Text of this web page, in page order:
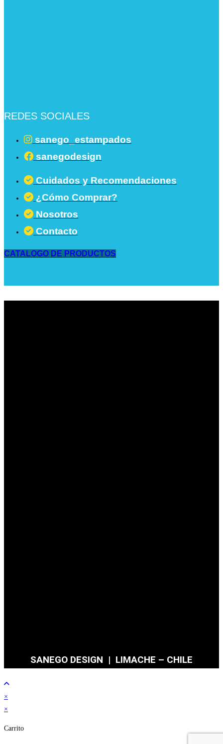
REDES SOCIALES
sanego_estampados
sanegodesign
Cuidados y Recomendaciones
¿Cómo Comprar?
Nosotros
Contacto
CATALOGO DE PRODUCTOS
SANEGO DESIGN | LIMACHE – CHILE
×
×
Carrito